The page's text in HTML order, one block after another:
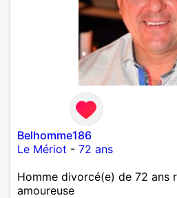
Belhomme186
Le Mériot - 72 ans
Homme divorcé(e) de 72 ans
amoureuse